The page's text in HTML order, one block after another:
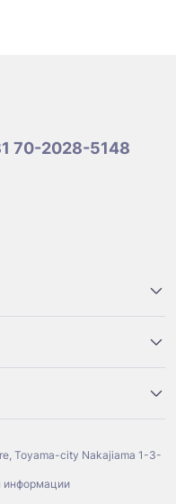
70-2028-5148
Toyama-city Nakajiama 1-3-
информации